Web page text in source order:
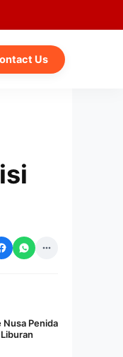
Us
Nusa Penida